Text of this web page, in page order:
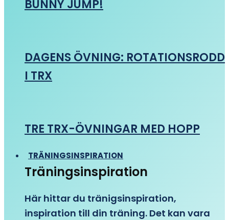
BUNNY JUMP!
DAGENS ÖVNING: ROTATIONSRODD
I TRX
TRE TRX-ÖVNINGAR MED HOPP
TRÄNINGSINSPIRATION
Träningsinspiration
Här hittar du tränigsinspiration,
inspiration till din träning. Det kan vara